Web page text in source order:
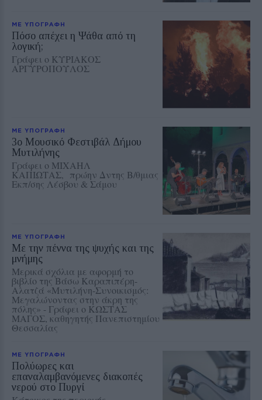
ΜΕ ΥΠΟΓΡΑΦΗ
Πόσο απέχει η Ψάθα από τη
λογική;
Γράφει ο ΚΥΡΙΑΚΟΣ
ΑΡΓΥΡΟΠΟΥΛΟΣ
ΜΕ ΥΠΟΓΡΑΦΗ
3ο Μουσικό Φεστιβάλ Δήμου
Μυτιλήνης
Γράφει ο ΜΙΧΑΗΛ
ΚΑΠΙΩΤΑΣ, πρώην Δντης Β/θμιας
Εκπ/σης Λέσβου & Σάμου
ΜΕ ΥΠΟΓΡΑΦΗ
Με την πέννα της ψυχής και της
μνήμης
Μερικά σχόλια με αφορμή το
βιβλίο της Βάσω Καραπιπέρη-
Αλατζά «Μυτιλήνη-Συνοικισμός:
Μεγαλώνοντας στην άκρη της
πόλης» - Γράφει ο ΚΩΣΤΑΣ
ΜΑΓΟΣ, καθηγητής Πανεπιστημίου
Θεσσαλίας
ΜΕ ΥΠΟΓΡΑΦΗ
Πολύωρες και
επαναλαμβανόμενες διακοπές
νερού στο Πυργί